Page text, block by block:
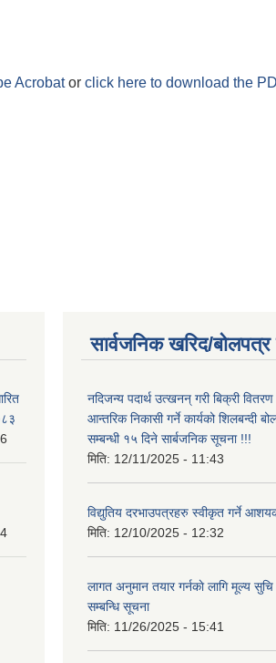
Acrobator click here to download the
सार्वजनिक खरिद/
नदिजन्य पदार्थ उत्खनन् गरी बिक्री
आन्तरिक निकासी गर्ने कार्यको शिलबन्दी
सम्बन्धी १५ दिने सार्बजनिक सूचना !!!
मिति: 12/11/2025 - 11:43
विद्युतिय दरभाउपत्रहरु स्वीकृत गर्ने
मिति: 12/10/2025 - 12:32
लागत अनुमान तयार गर्नकाे लागि मूल्य सुचि
सम्बन्धि सूचना
मिति: 11/26/2025 - 15:41